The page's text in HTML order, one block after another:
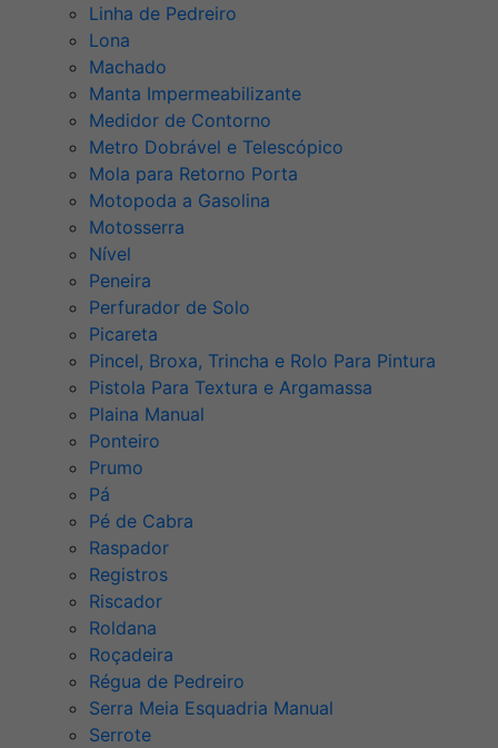
Linha de Pedreiro
Lona
Machado
Manta Impermeabilizante
Medidor de Contorno
Metro Dobrável e Telescópico
Mola para Retorno Porta
Motopoda a Gasolina
Motosserra
Nível
Peneira
Perfurador de Solo
Picareta
Pincel, Broxa, Trincha e Rolo Para Pintura
Pistola Para Textura e Argamassa
Plaina Manual
Ponteiro
Prumo
Pá
Pé de Cabra
Raspador
Registros
Riscador
Roldana
Roçadeira
Régua de Pedreiro
Serra Meia Esquadria Manual
Serrote